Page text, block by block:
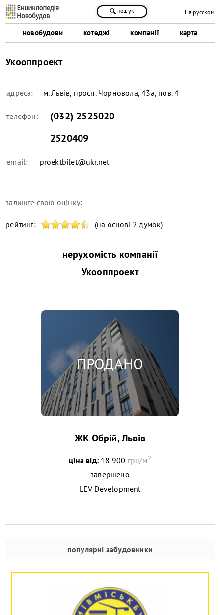
новобудови котеджі компанії карта
пошук На русском
Укооппроект
адреса: м. Львів, просп. Чорновола, 43а, пов. 4
телефон:
(032) 2525020
2520409
email: proektbilet@ukr.net
залиште свою оцінку:
рейтинг: (на основі 2 думок)
нерухомість компанії
Укооппроект
ЖК Обрій, Львів
ціна від: 18 900 грн/м2
завершено
LEV Development
популярні забудовники